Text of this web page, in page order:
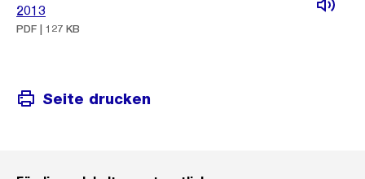
2013
PDF | 127 KB
Seite drucken